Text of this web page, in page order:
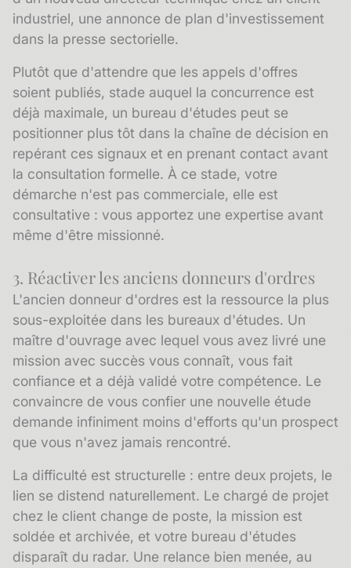
industriel, une annonce de plan d'investissement
dans la presse sectorielle.
Plutôt que d'attendre que les appels d'offres
soient publiés, stade auquel la concurrence est
déjà maximale, un bureau d'études peut se
positionner plus tôt dans la chaîne de décision en
repérant ces signaux et en prenant contact avant
la consultation formelle. À ce stade, votre
démarche n'est pas commerciale, elle est
consultative : vous apportez une expertise avant
même d'être missionné.
3. Réactiver les anciens donneurs d'ordres
L'ancien donneur d'ordres est la ressource la plus
sous-exploitée dans les bureaux d'études. Un
maître d'ouvrage avec lequel vous avez livré une
mission avec succès vous connaît, vous fait
confiance et a déjà validé votre compétence. Le
convaincre de vous confier une nouvelle étude
demande infiniment moins d'efforts qu'un prospect
que vous n'avez jamais rencontré.
La difficulté est structurelle : entre deux projets, le
lien se distend naturellement. Le chargé de projet
chez le client change de poste, la mission est
soldée et archivée, et votre bureau d'études
disparaît du radar. Une relance bien menée, au